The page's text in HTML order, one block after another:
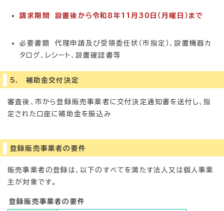
請求期間 設置後から令和8年11月30日（月曜日）まで
必要書類 代理申請及び受領委任状（市指定）、設置機器カ
タログ、レシート、設置確認書等
5. 補助金交付決定
審査後、市から登録販売事業者に交付決定通知書を送付し、指
定された口座に補助金を振込み
登録販売事業者の要件
販売事業者の登録は、以下のすべてを満たす法人又は個人事業
主が対象です。
登録販売事業者の要件